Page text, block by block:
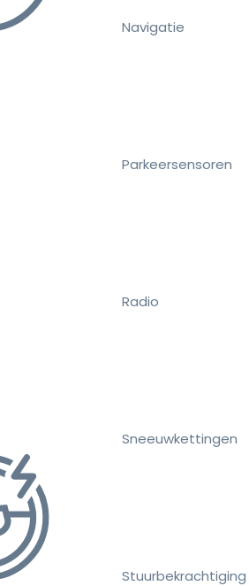
Navigatie
Parkeersensoren
Radio
Sneeuwkettingen
Stuurbekrachtiging